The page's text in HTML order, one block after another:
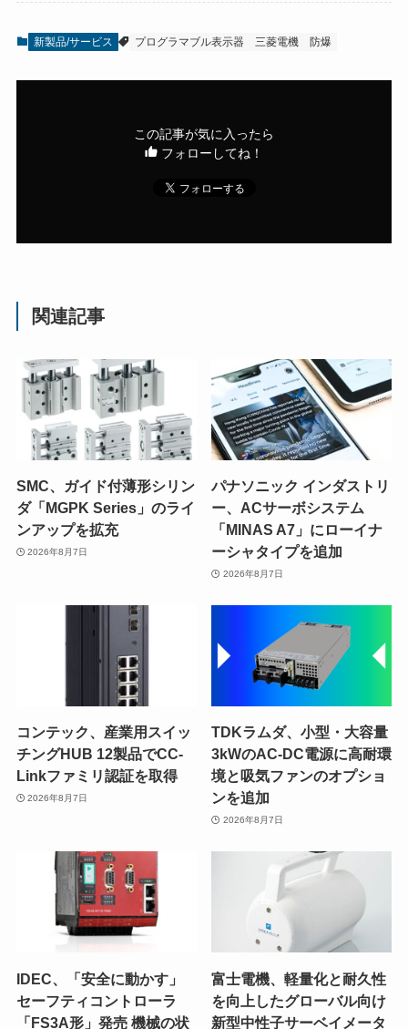
新製品/サービス プログラマブル表示器 三菱電機 防爆
この記事が気に入ったら
フォローしてね！
関連記事
SMC、ガイド付薄形シリン
ダ「MGPK Series」のライ
ンアップを拡充
2026年8月7日
パナソニック インダストリ
ー、ACサーボシステム
「MINAS A7」にローイナ
ーシャタイプを追加
2026年8月7日
コンテック、産業用スイッ
チングHUB 12製品でCC-
Linkファミリ認証を取得
2026年8月7日
TDKラムダ、小型・大容量
3kWのAC-DC電源に高耐環
境と吸気ファンのオプショ
ンを追加
2026年8月7日
IDEC、「安全に動かす」
セーフティコントローラ
「FS3A形」発売 機械の状
富士電機、軽量化と耐久性
を向上したグローバル向け
新型中性子サーベイメータ